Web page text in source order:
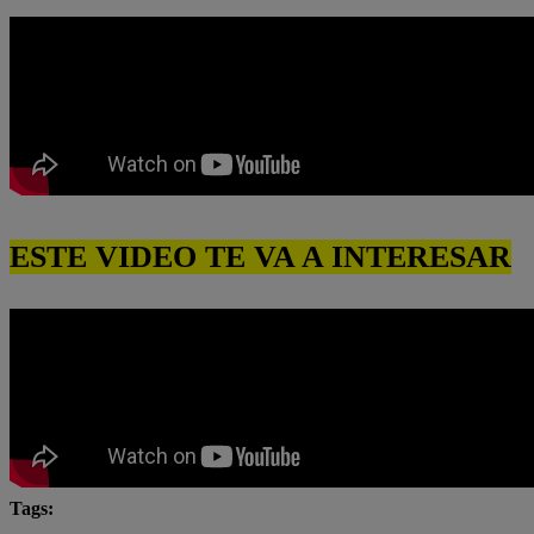
ESTE VIDEO TE VA A INTERESAR
Tags: